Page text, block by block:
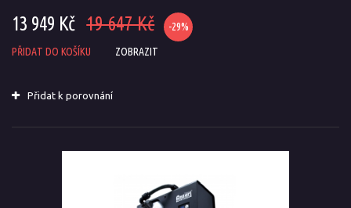
13 949 Kč 19 647 Kč -29%
PŘIDAT DO KOŠÍKU ZOBRAZIT
Přidat k porovnání